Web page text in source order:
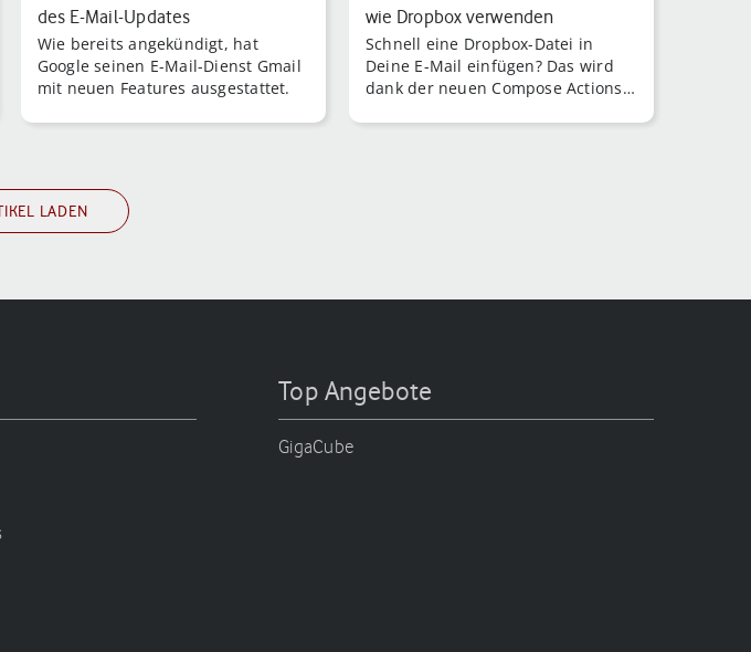
des E-Mail-Updates
Wie bereits angekündigt, hat
Google seinen E-Mail-Dienst Gmail
mit neuen Features ausgestattet.
wie Dropbox verwenden
Schnell eine Dropbox-Datei in
Deine E-Mail einfügen? Das wird
dank der neuen Compose Actions
LADEN
Top Angebote
GigaCube